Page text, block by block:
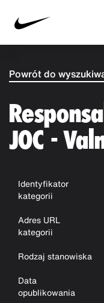
Powrót do
JOC -
Identyfikator
kategorii
Adres URL
kategorii
Rodzaj stanowiska
Data
opublikowania